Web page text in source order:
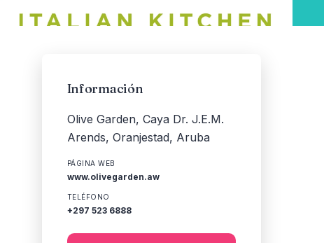
Información
Olive Garden, Caya Dr. J.E.M.
Arends, Oranjestad, Aruba
PÁGINA WEB
www.olivegarden.aw
TELÉFONO
+297 523 6888